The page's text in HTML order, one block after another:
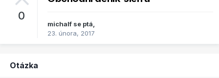
0
michalf se ptá,
23. února, 2017
Otázka